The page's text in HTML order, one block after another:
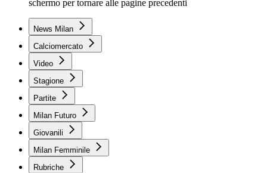
schermo per tornare alle pagine precedenti
News Milan
Calciomercato
Video
Stagione
Partite
Milan Futuro
Giovanili
Milan Femminile
Rubriche